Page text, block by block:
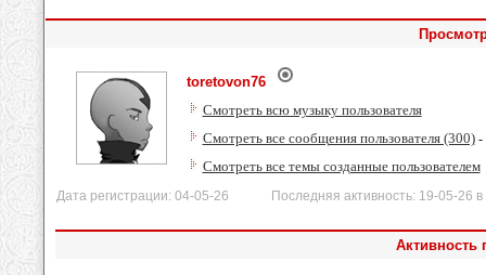
toretovon76
Смотреть всю музыку пользователя
Смотреть все сообщения пользователя (300)-
Смотреть все темы созданные пользователем
Дата регистрации: 04-05-26 Последняя активность: 19-05-26 в
Активность